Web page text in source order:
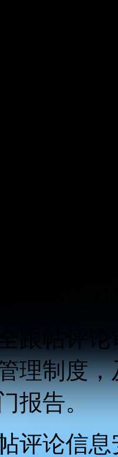
服务。
合法、
收集、
意。
供与之
跟帖评
理制度
报告。
评论信